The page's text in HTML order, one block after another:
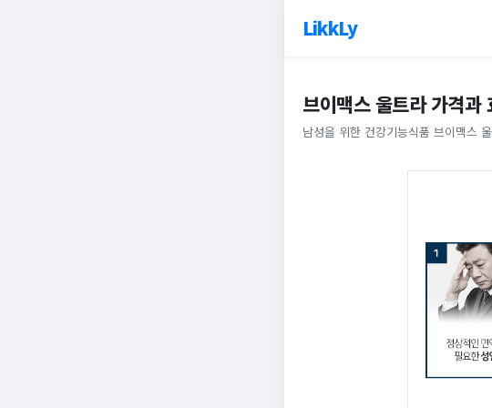
LikkLy
브이맥스 울트라 가격과
남성을 위한 건강기능식품 브이맥스